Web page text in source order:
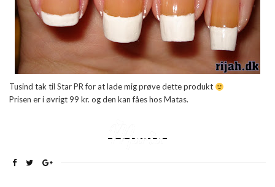
Tusind tak til Star PR for at lade mig prøve dette produkt
Prisen er i øvrigt 99 kr. og den kan fåes hos Matas.